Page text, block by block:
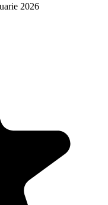
2026